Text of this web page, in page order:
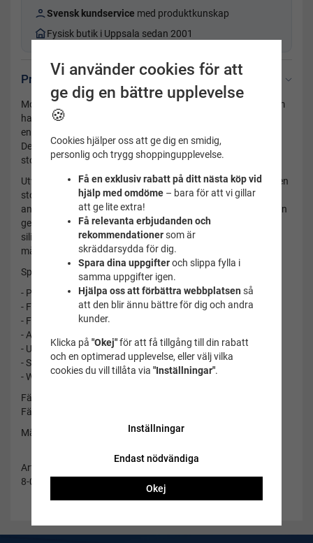
Svensk kundservice med produktkunskap
Fysisk butik i Uppsala sedan 2001
Produktbeskrivning
Modellen biofuse 2.0 har en extra mjuk kant runt ögonen som
har en perforering av tjock/tunt silikon list. Denna modell har
en speciell silikonkant runt ögonen som motverkar märken.
Den mjuka formbara ramen ger en generös
storleksanpassning.
Utvecklade biofuse 2 simglasögon designade för komfort. Den
stora koppen ger distans mot ögat och känns bekväm att
använda. Böjd lins, ger stort synfält. Den mjuka flexibla ramen
ger god följsamhet i modellen. Väldigt lätt justering av
silikonbandet, både att spänna och att spänna upp. Passar
många ansikten.
Specifikationer
- Perforerad silikonkant runt ögonen
- Formar sig efter ansiktet
- Flexibel ram
- Anti-fog ultra 400
- Uv-behandling
- Snabbjustering av bandet
- Wide vision 180 grader
Färg båge: Vit/röd
Färg lins: Klar
Märke: Speedo
Artikelnummer:
8-00348916218
Vi använder cookies för att
ge dig en bättre upplevelse
🍪
Cookies hjälper oss att ge dig en smidig,
personlig och trygg shoppingupplevelse.
Få en exklusiv rabatt på ditt nästa köp vid
hjälp med omdöme– bara för att vi gillar
att ge lite extra!
Få relevanta erbjudanden och
rekommendationersom är
skräddarsydda för dig.
Spara dina uppgifteroch slippa fylla i
samma uppgifter igen.
Hjälpa oss att förbättra webbplatsen så
att den blir ännu bättre för dig och andra
kunder.
Klicka på "Okej"för att få tillgång till din rabatt
och en optimerad upplevelse, eller välj vilka
cookies du vill tillåta via "Inställningar".
Inställningar
Endast nödvändiga
Okej